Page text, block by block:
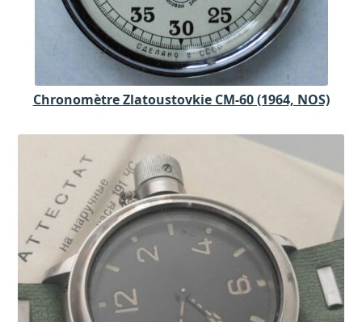
Chronomètre Zlatoustovkie CM-60 (1964, NOS)